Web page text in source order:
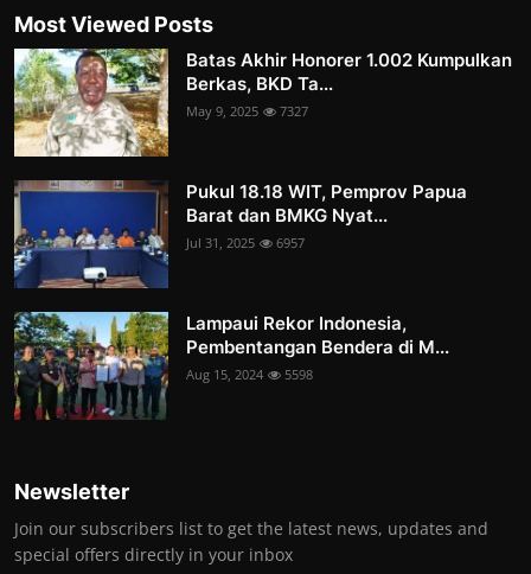
Most Viewed Posts
Batas Akhir Honorer 1.002 Kumpulkan
Berkas, BKD Ta...
May 9, 2025 7327
Pukul 18.18 WIT, Pemprov Papua
Barat dan BMKG Nyat...
Jul 31, 2025 6957
Lampaui Rekor Indonesia,
Pembentangan Bendera di M...
Aug 15, 2024 5598
Newsletter
Join our subscribers list to get the latest news, updates and
special offers directly in your inbox